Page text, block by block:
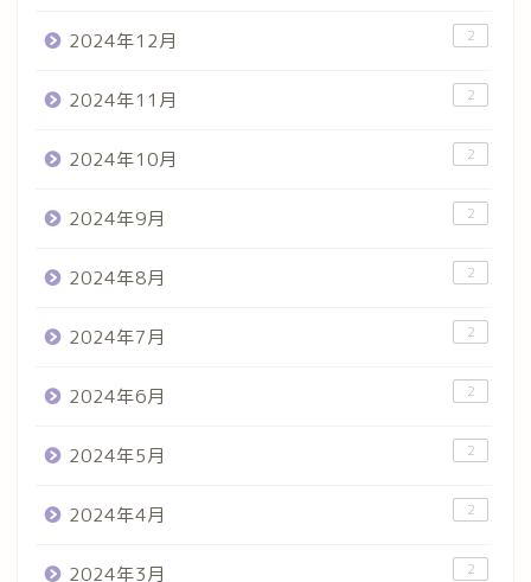
2024年12月 2
2024年11月 2
2024年10月 2
2024年9月 2
2024年8月 2
2024年7月 2
2024年6月 2
2024年5月 2
2024年4月 2
2024年3月 2